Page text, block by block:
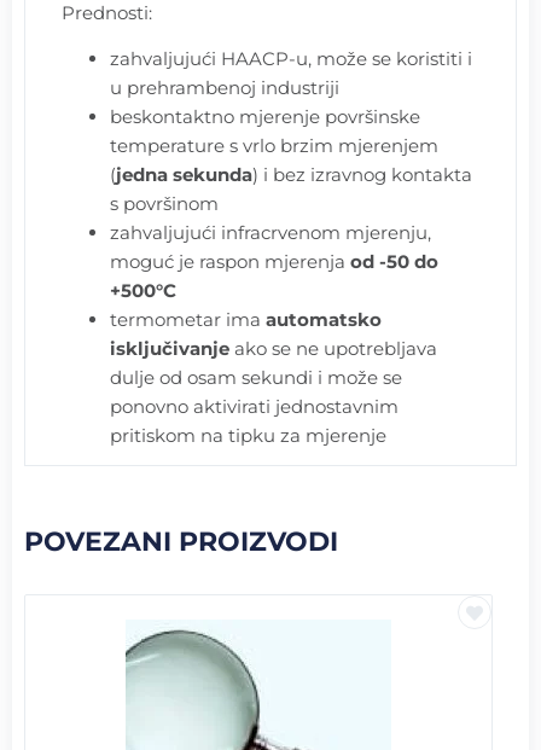
Prednosti:
zahvaljujući HAACP-u, može se koristiti i
u prehrambenoj industriji
beskontaktno mjerenje površinske
temperature s vrlo brzim mjerenjem
(jedna sekunda) i bez izravnog kontakta
s površinom
zahvaljujući infracrvenom mjerenju,
moguć je raspon mjerenja od -50 do
+500°C
termometar ima automatsko
isključivanje ako se ne upotrebljava
dulje od osam sekundi i može se
ponovno aktivirati jednostavnim
pritiskom na tipku za mjerenje
POVEZANI PROIZVODI